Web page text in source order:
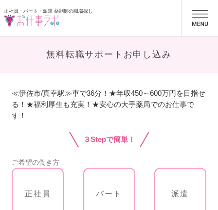
正社員・パート・派遣 薬剤師の職場探し
無料転職サポートお申し込み
≪伊佐市/真幸駅≫車で36分！★年収450～600万円を目指せ
る！★福利厚生も充実！★安心の大手薬局でのお仕事で
す！
３Stepで簡単！
ご希望の働き方
正社員 パート 派遣